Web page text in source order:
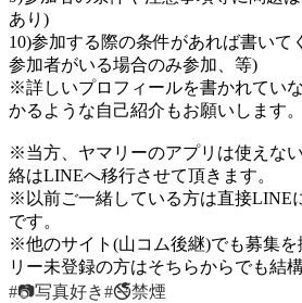
あり)
10)参加する際の条件があれば書いて
参加者がいる場合のみ参加、等)
※詳しいプロフィールを書かれてい
かるような自己紹介もお願いします。
※当方、ヤマリーのアプリは使えな
絡はLINEへ移行させて頂きます。
※以前ご一緒している方は直接LINE
です。
※他のサイト(山コム後継)でも募集
リー未登録の方はそちらからでも結構
#📷写真好き#🚭禁煙